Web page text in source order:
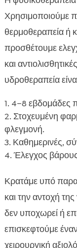
Χρησιμοποιούμε
θερμοθεραπεία ή
προσθέτουμε
και
υδροθεραπεία
4–8 εβδομάδες
Στοχευμένη
φλεγμονή.
Καθημερινές,
Έλεγχος
Κρατάμε υπό
και την αντοχή
δεν υποχωρεί ή
επισκεφτούμε
χειρουργική